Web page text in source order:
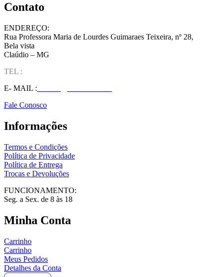
Contato
ENDEREÇO:
Rua Professora Maria de Lourdes Guimaraes Teixeira, nº 28,
Bela vista
Claúdio – MG
TEL :
E- MAIL :
Fale Conosco
Informações
Termos e Condições
Política de Privacidade
Política de Entrega
Trocas e Devoluções
FUNCIONAMENTO:
Seg. a Sex. de 8 às 18
Minha Conta
Carrinho
Carrinho
Meus Pedidos
Detalhes da Conta